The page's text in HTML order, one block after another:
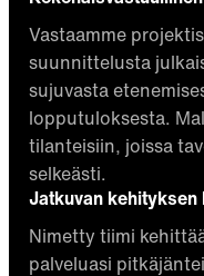
Vastaamme
suunnittelusta
sujuvasta
lopputuloksesta.
tilanteisiin, joissa
selkeästi.
Jatkuvan kehityksen
Nimetty tiimi
palveluasi